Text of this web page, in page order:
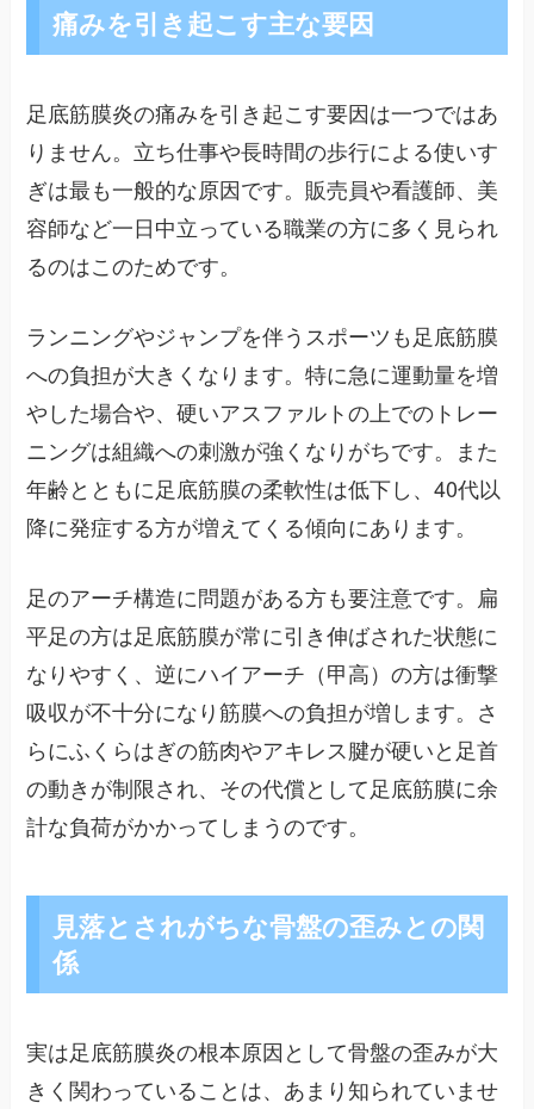
痛みを引き起こす主な要因
足底筋膜炎の痛みを引き起こす要因は一つではあ
りません。立ち仕事や長時間の歩行による使いす
ぎは最も一般的な原因です。販売員や看護師、美
容師など一日中立っている職業の方に多く見られ
るのはこのためです。
ランニングやジャンプを伴うスポーツも足底筋膜
への負担が大きくなります。特に急に運動量を増
やした場合や、硬いアスファルトの上でのトレー
ニングは組織への刺激が強くなりがちです。また
年齢とともに足底筋膜の柔軟性は低下し、40代以
降に発症する方が増えてくる傾向にあります。
足のアーチ構造に問題がある方も要注意です。扁
平足の方は足底筋膜が常に引き伸ばされた状態に
なりやすく、逆にハイアーチ（甲高）の方は衝撃
吸収が不十分になり筋膜への負担が増します。さ
らにふくらはぎの筋肉やアキレス腱が硬いと足首
の動きが制限され、その代償として足底筋膜に余
計な負荷がかかってしまうのです。
見落とされがちな骨盤の歪みとの関
係
実は足底筋膜炎の根本原因として骨盤の歪みが大
きく関わっていることは、あまり知られていませ